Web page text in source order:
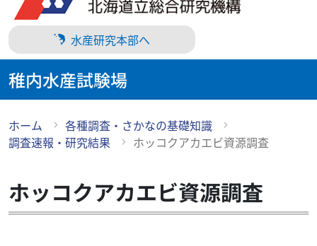
プ
水産研究本部へ
稚内水産試験場
ホーム
各種調査・さかなの基礎知識
調査速報・研究結果
ホッコクアカエビ資源調査
ホッコクアカエビ資源調査